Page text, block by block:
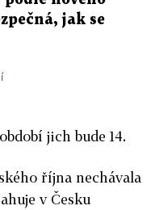
jak se
jich bude 14.
října nechávala
v Česku